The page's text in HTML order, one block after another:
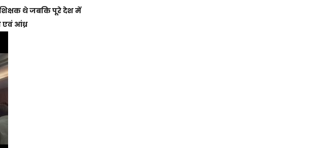
थे जबकि पूरे देश में
एवं आंध्र